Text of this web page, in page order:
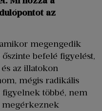
az
megengedik
befelé figyelést,
az illatokon
mégis radikális
többé, nem
megérkeznek